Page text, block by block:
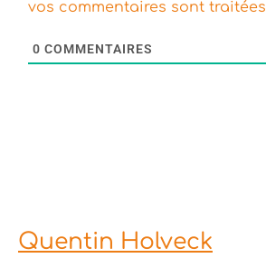
vos commentaires sont traitées
0 COMMENTAIRES
Quentin Holveck